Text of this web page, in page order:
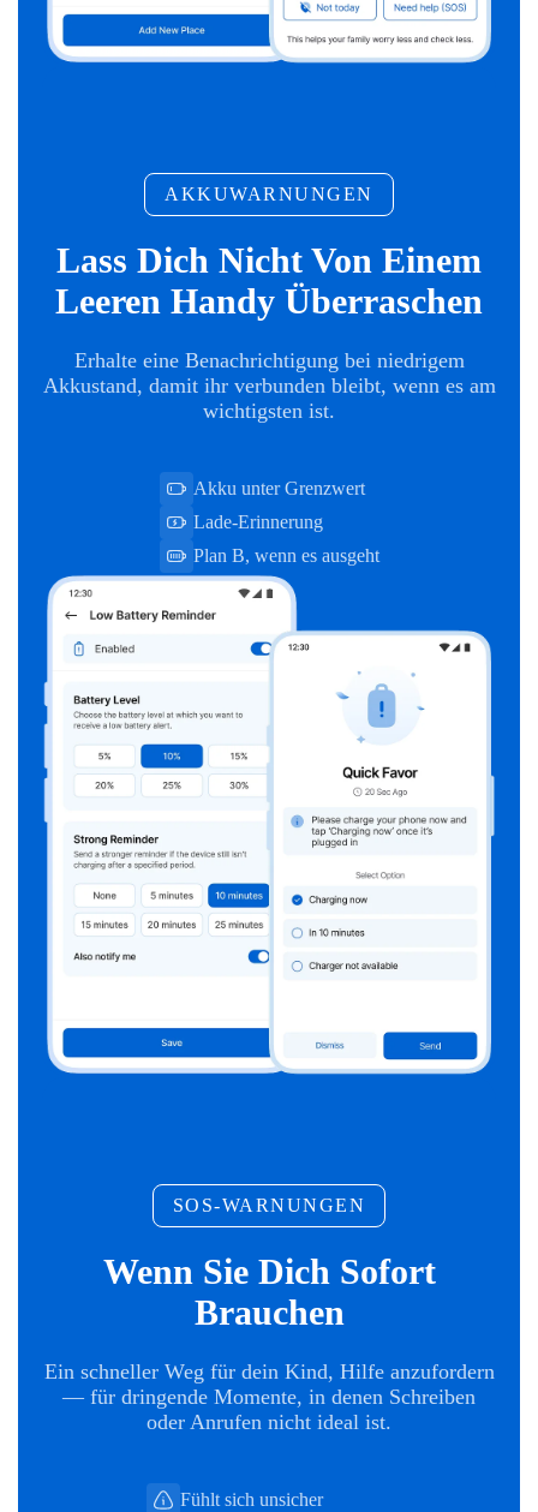
AKKUWARNUNGEN
Lass Dich Nicht Von Einem
Leeren Handy Überraschen
Erhalte eine Benachrichtigung bei niedrigem
Akkustand, damit ihr verbunden bleibt, wenn es am
wichtigsten ist.
Akku unter Grenzwert
Lade-Erinnerung
Plan B, wenn es ausgeht
SOS-WARNUNGEN
Wenn Sie Dich Sofort
Brauchen
Ein schneller Weg für dein Kind, Hilfe anzufordern
— für dringende Momente, in denen Schreiben
oder Anrufen nicht ideal ist.
Fühlt sich unsicher